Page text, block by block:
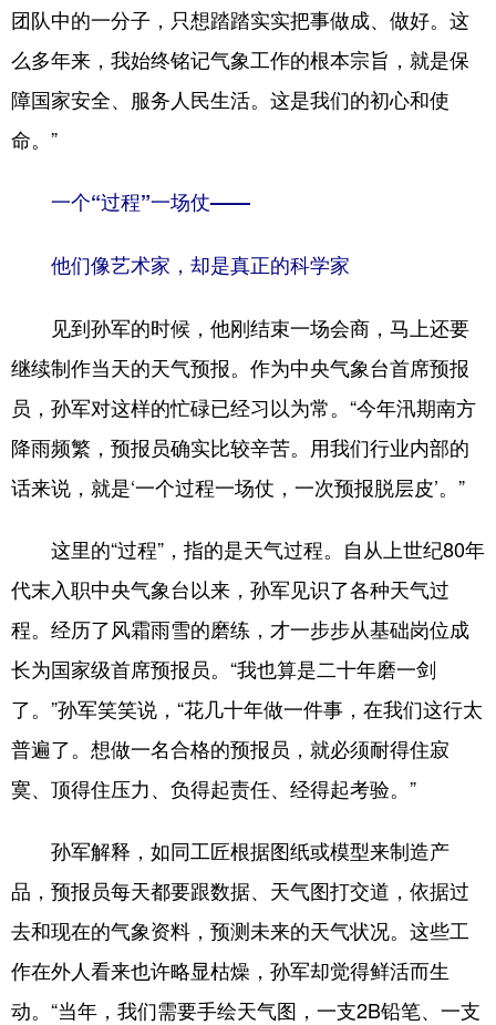
团队中的一分子，只想踏踏实实把事做成、做好。这
么多年来，我始终铭记气象工作的根本宗旨，就是保
障国家安全、服务人民生活。这是我们的初心和使
命。”
一个“过程”一场仗——
他们像艺术家，却是真正的科学家
见到孙军的时候，他刚结束一场会商，马上还要
继续制作当天的天气预报。作为中央气象台首席预报
员，孙军对这样的忙碌已经习以为常。“今年汛期南方
降雨频繁，预报员确实比较辛苦。用我们行业内部的
话来说，就是‘一个过程一场仗，一次预报脱层皮’。”
这里的“过程”，指的是天气过程。自从上世纪80年
代末入职中央气象台以来，孙军见识了各种天气过
程。经历了风霜雨雪的磨练，才一步步从基础岗位成
长为国家级首席预报员。“我也算是二十年磨一剑
了。”孙军笑笑说，“花几十年做一件事，在我们这行太
普遍了。想做一名合格的预报员，就必须耐得住寂
寞、顶得住压力、负得起责任、经得起考验。”
孙军解释，如同工匠根据图纸或模型来制造产
品，预报员每天都要跟数据、天气图打交道，依据过
去和现在的气象资料，预测未来的天气状况。这些工
作在外人看来也许略显枯燥，孙军却觉得鲜活而生
动。“当年，我们需要手绘天气图，一支2B铅笔、一支